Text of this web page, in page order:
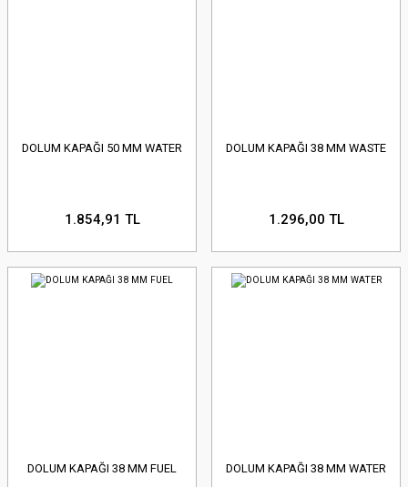
DOLUM KAPAĞI 50 MM WATER
1.854,91 TL
DOLUM KAPAĞI 38 MM WASTE
1.296,00 TL
DOLUM KAPAĞI 38 MM FUEL DOLUM KAPAĞI 38 MM WATER